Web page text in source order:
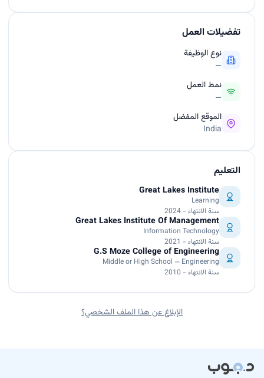
تفضيلات العمل
نوع الوظيفة
—
نمط العمل
—
الموقع المفضل
India
التعليم
Great Lakes Institute
Learning
سنة الانتهاء - 2024
Great Lakes Institute Of Management
Information Technology
سنة الانتهاء - 2021
G.S Moze College of Engineering
Middle or High School — Engineering
سنة الانتهاء - 2010
الإبلاغ عن هذا الملف الشخصي؟